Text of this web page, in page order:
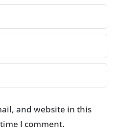
and website in this
I comment.